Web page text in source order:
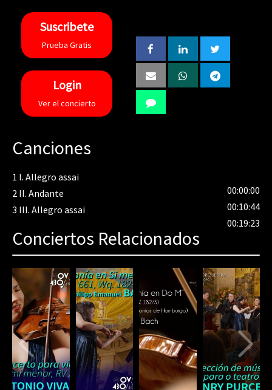
contaxiosa. A interpretación, rexistrada na Basílica de
Santa María de Vigo (Colexiata), aproveita a riqueza
acústica do espazo para realzar o diálogo entre o
Suscribete
Prueba Gratis
Login
Ver el concierto
Canciones
1 I. Allegro assai
00:00:00
2 II. Andante
00:10:44
3 III. Allegro assai
00:19:23
Conciertos Relacionados
Complete
(danger)